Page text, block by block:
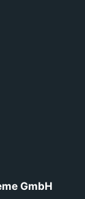
GmbH